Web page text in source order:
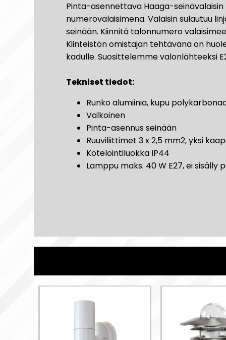
Pinta-asennettava Haaga-
numerovalaisimena. Valaisin sulautuu
seinään. Kiinnitä talonnumero
Kiinteistön omistajan tehtävänä on
kadulle. Suosittelemme valonlähteeksi
Tekniset tiedot:
Runko alumiinia, kupu
Valkoinen
Pinta-asennus seinään
Ruuviliittimet 3 x 2,5 mm2, yksi
Kotelointiluokka IP44
Lamppu maks. 40 W E27, ei sisälly